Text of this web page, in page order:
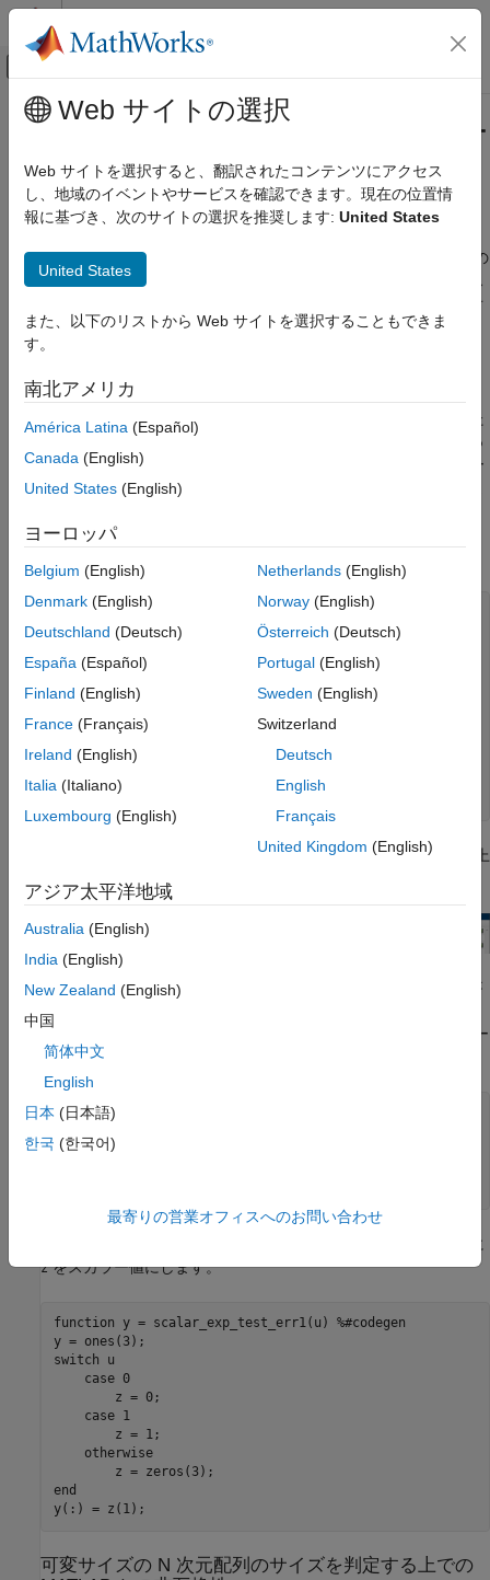
コンテンツへスキップ
オフキャンバス ナビゲーション メ
ドキュメンテーションのホーム
MATLAB Coder
コード生成のための MATLAB プログラミング
可変サイズ データ
コード生成時の可変サイズのサポートに関す
る MATLAB との非互換性
スカラー拡張に関する MATLAB との非互換
可変サイズの N 次元配列のサイズを判定す
る上での MATLAB との非互換性
互換性
の非互換性
空配列のクラス決定における MATLAB との
非互換性
MEX、SIL、および PIL 関数での空配列のサ
との非互換性
ベクトル - ベクトル インデックス付けにおけ
論理インデックス付けでの MATLAB との非
互換性
コード生成における行列のインデックス操作
に関する MATLAB との非互換性
可変サイズ行列の連結における MATLAB と
の違い
メインコンテンツ
コード生成時の可変サイズのサポー
トに関するMATLABとの非互換性
スカラー拡張に関するMATLABとの非互換性
スカラー拡張とは、スカラー データをベクトルや行列のデータの
次元に一致するように変換する方法です。一方のオペランドがス
カラーで他方がスカラーでない場合、スカラー拡張は、他方のオ
ペランドの各要素にスカラーを適用します。
2 つの可変サイズの式を操作する場合は例外です。この場合、両
方のオペランドが同じサイズでなければなりません。生成された
コードでは、実行時にどちらかの可変サイズの式がスカラーだっ
た場合もスカラー拡張を行いません。したがって、実行時エラー
チェックが有効な場合、実行時エラーが発生する可能性がありま
function y = scalar_exp_test_err1(u)
%#codegen
case 0
        z = 0;
case
        z = 1;
end
この関数のコードを生成すると、コード ジェネレーターは
が上
uを 0 または 1 にして MEX 関数を実行すると、実行時には
が
スカラーでも、生成されたコードはスカラー拡張を行いません。
したがって、実行時エラー チェックが有効な場合、実行時エラー
が発生する可能性があります。
scalar_exp_test_err1_mex(0)
この問題を回避するには、インデックス付けを使用して強制的に
zをスカラー値にします。
function y = scalar_exp_test_err1(u) %#codegen
switch u
case 0
        z = 0;
case 1
        z = 1;
otherwise
end
y(:) = z(1);
可変サイズの N 次元配列のサイズを判定する上での
Web サイトの選択
Web サイトを選択すると、翻訳されたコンテンツにアクセス
し、地域のイベントやサービスを確認できます。現在の位置情
報に基づき、次のサイトの選択を推奨します: United States
United States
また、以下のリストから Web サイトを選択することもできま
す。
南北アメリカ
América Latina (Español)
Canada (English)
United States (English)
ヨーロッパ
Belgium (English)
Denmark (English)
Deutschland (Deutsch)
España (Español)
Finland (English)
France (Français)
Ireland (English)
Italia (Italiano)
Luxembourg (English)
Netherlands(English)
Norway(English)
Österreich (Deutsch)
Portugal(English)
Sweden (English)
Switzerland
Deutsch
English
Français
United Kingdom (English)
アジア太平洋地域
Australia (English)
India (English)
New Zealand (English)
中国
简体中文
English
日本 (日本語)
한국 (한국어)
最寄りの営業オフィスへのお問い合わせ